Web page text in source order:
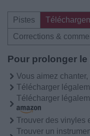
Pistes
Corrections &
Pour prolonger
Vous aimez
Télécharger
Télécharger
Trouver des vinyles
Trouver un